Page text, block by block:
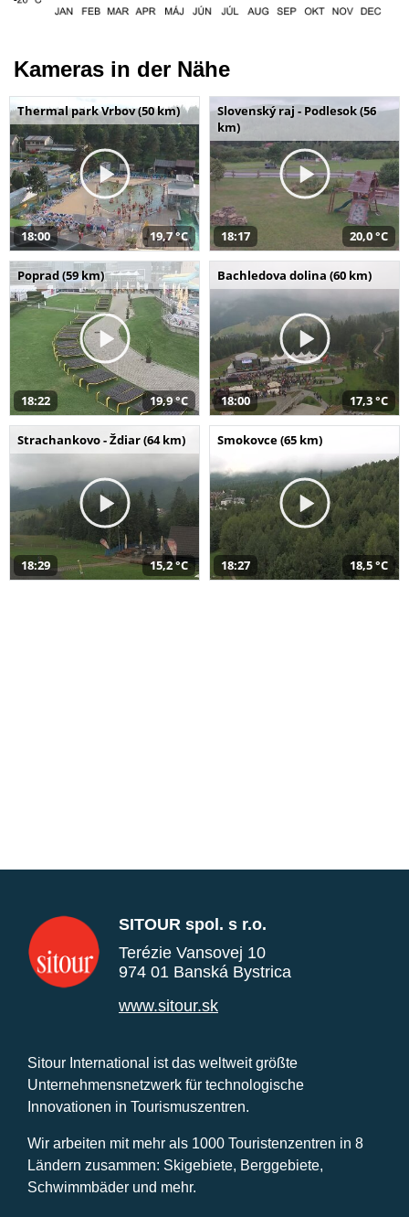
Kameras in der Nähe
Thermal park Vrbov (50 km)
18:00 19,7 °C
Slovenský raj - Podlesok (56
km)
18:17 20,0 °C
Poprad (59 km)
18:22 19,9 °C
Bachledova dolina (60 km)
18:00 17,3 °C
Strachankovo - Ždiar (64 km)
18:29 15,2 °C
Smokovce (65 km)
18:27 18,5 °C
SITOUR spol. s r.o.
Terézie Vansovej 10
974 01 Banská Bystrica
www.sitour.sk
Sitour International ist das weltweit größte
Unternehmensnetzwerk für technologische
Innovationen in Tourismuszentren.
Wir arbeiten mit mehr als 1000 Touristenzentren in 8
Ländern zusammen: Skigebiete, Berggebiete,
Schwimmbäder und mehr.